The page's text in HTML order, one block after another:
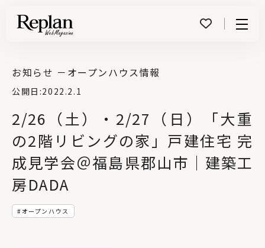
2/26（土）・2/27（日）「大重
の2階リビングの家」戸建住宅 完
成見学会＠福島県郡山市｜建築工
房DADA
お知らせ － オープンハウス情報
公開日:2022.2.1
オープンハウス